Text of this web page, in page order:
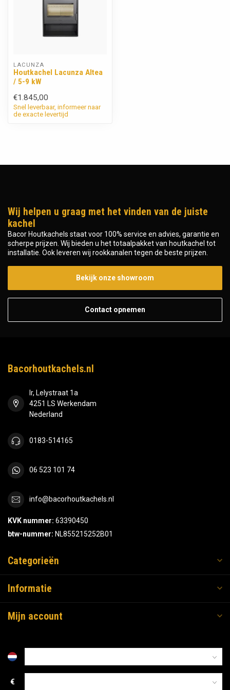
LACUNZA
Houtkachel Lacunza Altea
/ 5-9 kW
€1.845,00
Snel leverbaar, informeer naar
de exacte levertijd
Wij helpen u graag met het vinden van de juiste
kachel
Bacor Houtkachels staat voor 100% service en advies, garantie en
scherpe prijzen. Wij bieden u het totaalpakket van houtkachel tot
installatie. Ook leveren wij rookkanalen tegen de beste prijzen.
Bekijk onze showroom
Contact opnemen
Bacorhoutkachels.nl
Ir, Lelystraat 1a
4251 LS Werkendam
Nederland
0183-514165
06 523 101 74
info@bacorhoutkachels.nl
KVK nummer: 63390450
btw-nummer: NL855215252B01
Categorieën
Informatie
Mijn account
€